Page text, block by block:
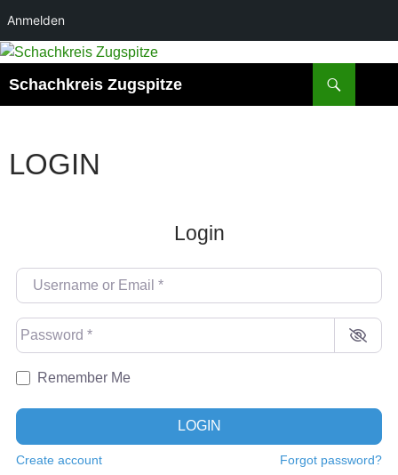
Anmelden
Schachkreis Zugspitze
LOGIN
Login
Username or Email
Password*
Remember Me
LOGIN
Create account Forgot password?